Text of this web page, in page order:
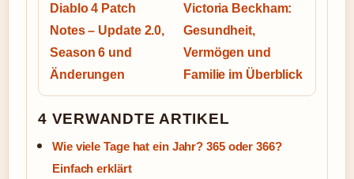
Diablo 4 Patch
Notes – Update 2.0,
Season 6 und
Änderungen
Victoria Beckham:
Gesundheit,
Vermögen und
Familie im Überblick
4 VERWANDTE ARTIKEL
Wie viele Tage hat ein Jahr? 365 oder 366?
Einfach erklärt